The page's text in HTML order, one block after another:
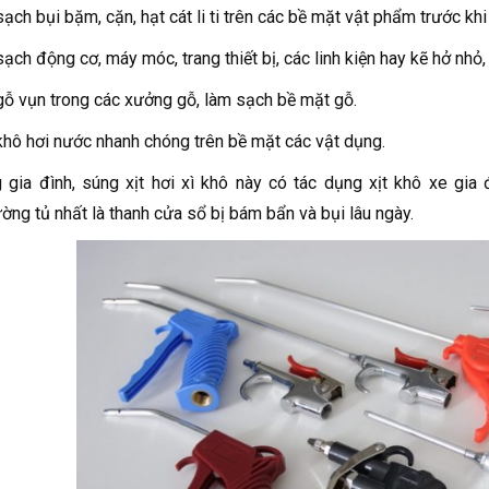
bụi bặm, cặn, hạt cát li ti trên các bề mặt vật phẩm trước
động cơ, máy móc, trang thiết bị, các linh kiện hay kẽ hở nhỏ,
vụn trong các xưởng gỗ, làm sạch bề mặt gỗ.
hơi nước nhanh chóng trên bề mặt các vật dụng.
gia đình, súng xịt hơi xì khô này có tác dụng xịt khô xe gia
tủ nhất là thanh cửa sổ bị bám bẩn và bụi lâu ngày.